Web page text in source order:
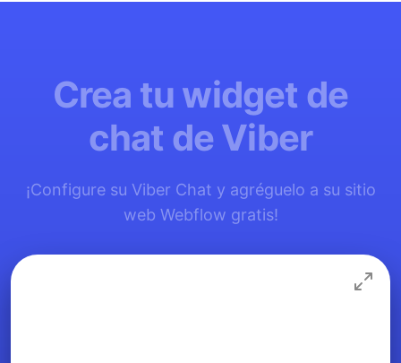
Crea tu widget de
chat de Viber
¡Configure su Viber Chat y agréguelo a su sitio
web Webflow gratis!